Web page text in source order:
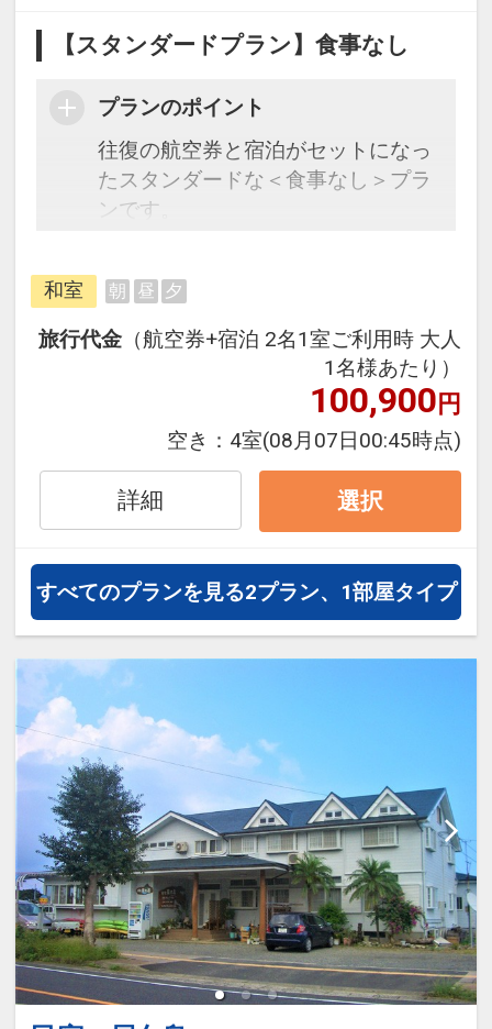
【スタンダードプラン】食事なし
プランのポイント
往復の航空券と宿泊がセットになっ
たスタンダードな＜食事なし＞プラ
ンです。
できるダイナミックパッケージだか
ら、一都市滞在はもちろん周遊旅行
にも最適！
旅行期間中の1泊だけの宿泊や延
泊・飛び泊なども自由自在です。
フライトは、安心のJAL（または
JALグループ）確約！フライトマイ
ル50%貯まります。
オプションでレンタカーや現地交
通・体験プランなどの追加（同時予
約）が可能なプランもございます。
和室 朝 昼 夕
旅行代金 （航空券+宿泊 2名1室ご利用時 大人
1名様あたり）
100,900円
空き： 4室(08月07日00:45時点)
詳細 選択
すべてのプランを見る2プラン、1部屋タイプ